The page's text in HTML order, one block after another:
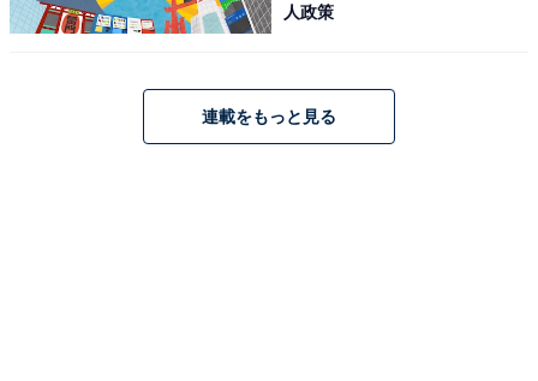
同率3位は、「素直、優しい、強い、かっこいい、最高
想だから（38歳女性）」「絶対に諦めない気持ちを持っ
人政策
連載をもっと見る